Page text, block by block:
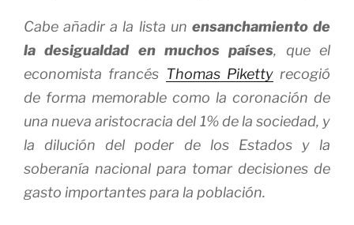
Cabe añadir a la lista un ensanchamiento de
la desigualdad en muchos países, que el
economista francés Thomas Pikettyrecogió
de forma memorable como la coronación de
una nueva aristocracia del 1% de la sociedad, y
la dilución del poder de los Estados y la
soberanía nacional para tomar decisiones de
gasto importantes para la población.